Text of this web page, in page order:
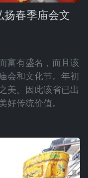
扬春季庙会文
富有盛名，而且该
会和文化节。年初
美。因此该省已出
好传统价值。